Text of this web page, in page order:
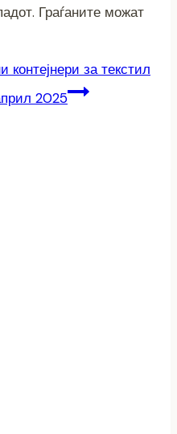
Граѓаните можат
контејнери за текстил
2025